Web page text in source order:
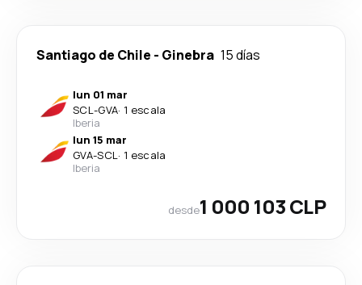
Santiago de Chile - Ginebra 15 días
lun 01 mar
SCL-GVA· 1 escala
Iberia
lun 15 mar
GVA-SCL· 1 escala
Iberia
desde1 000 103 CLP